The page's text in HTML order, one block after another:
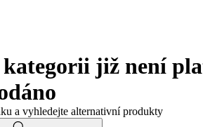
již není
a vyhledejte alternativní produkty